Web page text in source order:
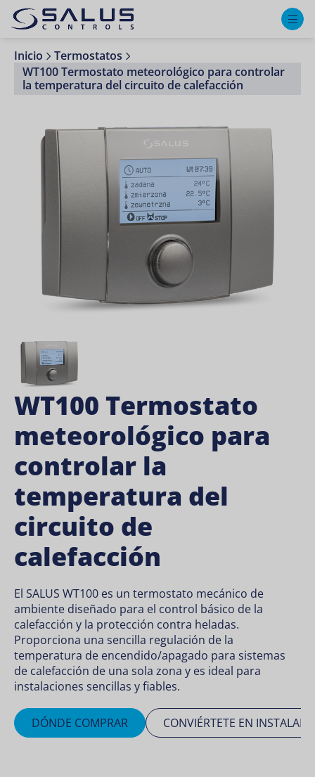
Inicio
Termostatos
WT100 Termostato meteorológico para controlar
la temperatura del circuito de calefacción
WT100 Termostato
meteorológico para
controlar la
temperatura del
circuito de
calefacción
El SALUS WT100 es un termostato mecánico de
ambiente diseñado para el control básico de la
calefacción y la protección contra heladas.
Proporciona una sencilla regulación de la
temperatura de encendido/apagado para sistemas
de calefacción de una sola zona y es ideal para
instalaciones sencillas y fiables.
DÓNDE COMPRAR CONVIÉRTETE EN